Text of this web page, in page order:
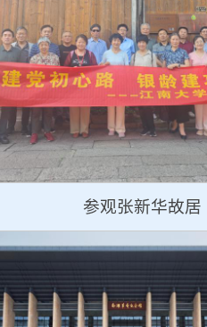
参观张新华故居